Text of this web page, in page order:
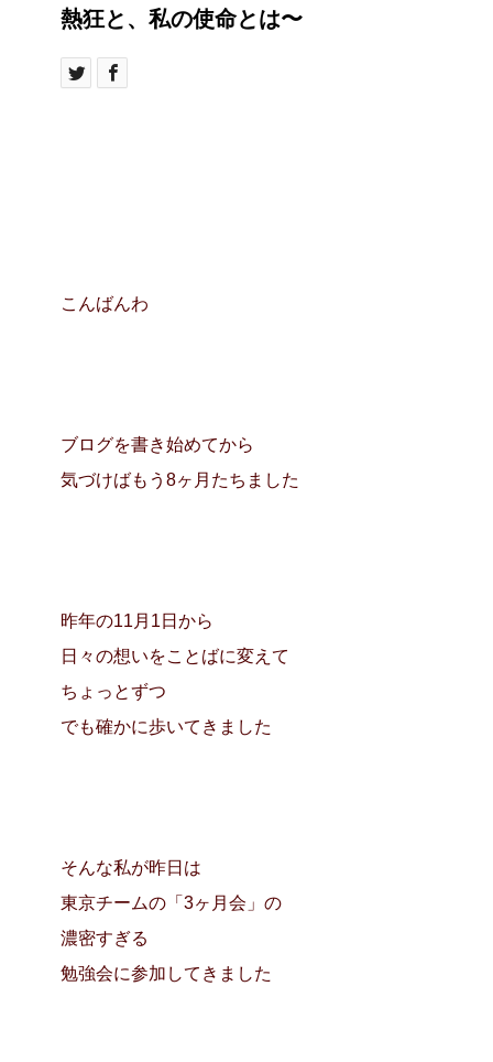
熱狂と、私の使命とは〜
こんばんわ
ブログを書き始めてから
気づけばもう8ヶ月たちました
昨年の11月1日から
日々の想いをことばに変えて
ちょっとずつ
でも確かに歩いてきました
そんな私が昨日は
東京チームの「3ヶ月会」の
濃密すぎる
勉強会に参加してきました